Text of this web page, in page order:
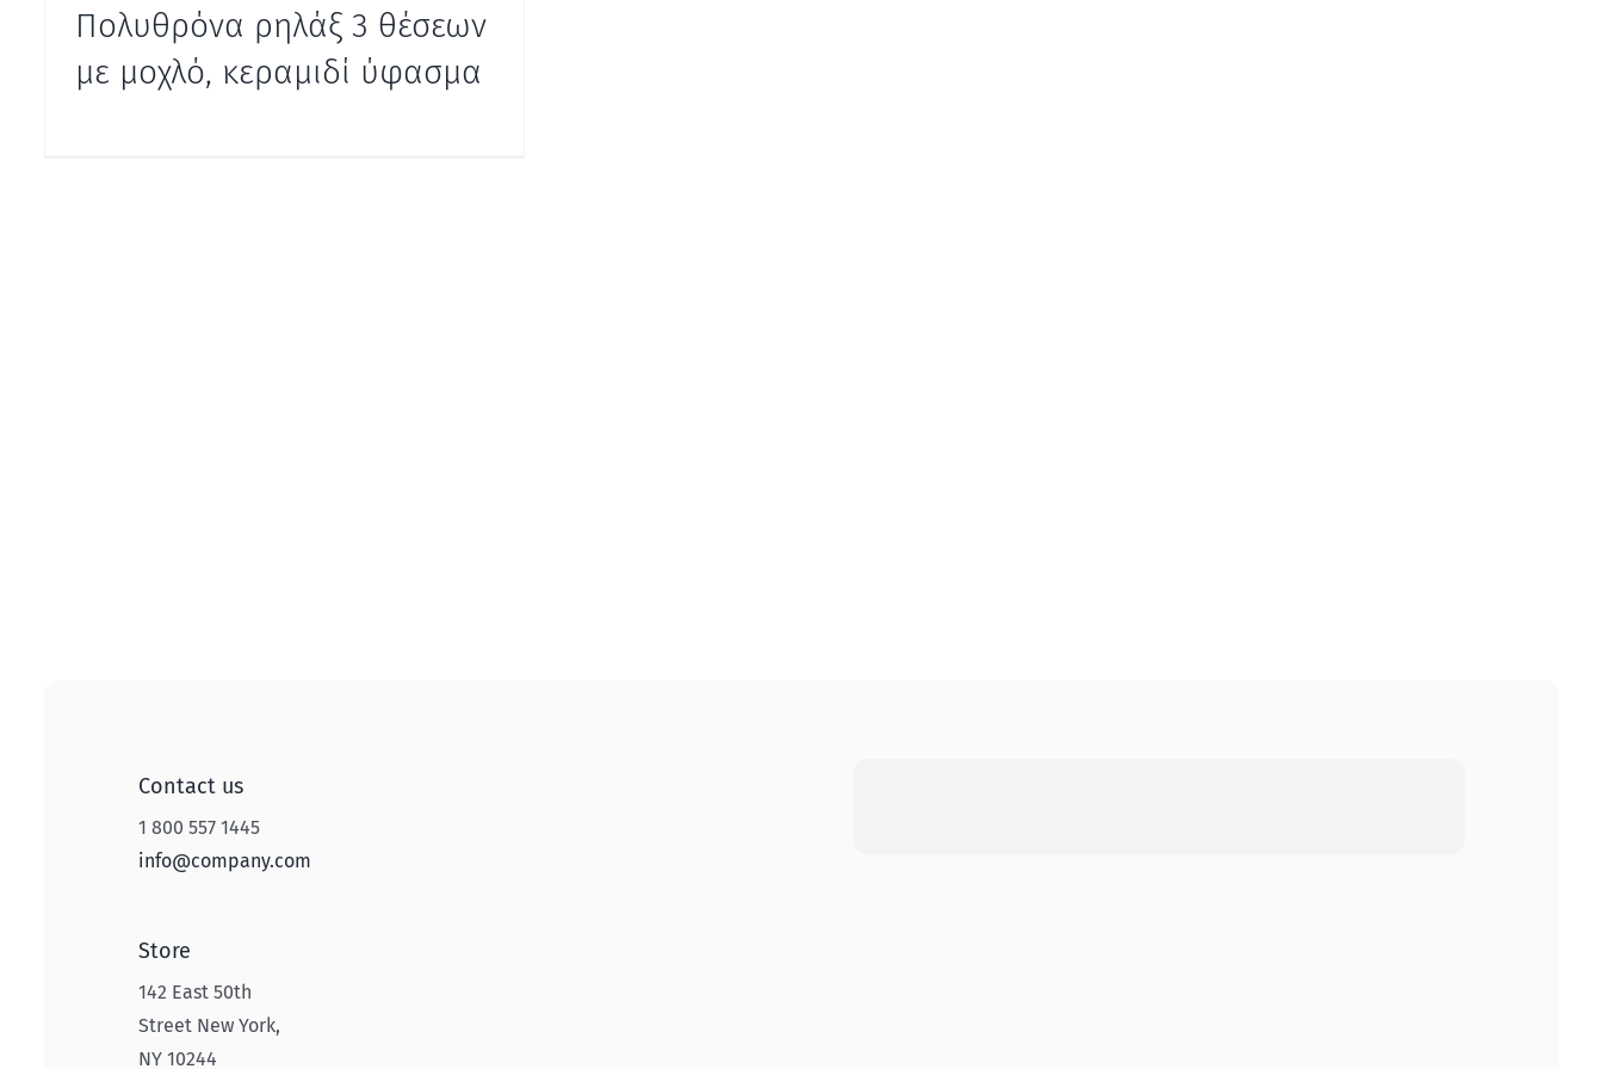
Πολυθρόνα ρηλάξ 3 θέσεων
με μοχλό, κεραμιδί ύφασμα
Contact us
1 800 557 1445
info@company.com
Store
142 East 50th
Street New York,
NY 10244